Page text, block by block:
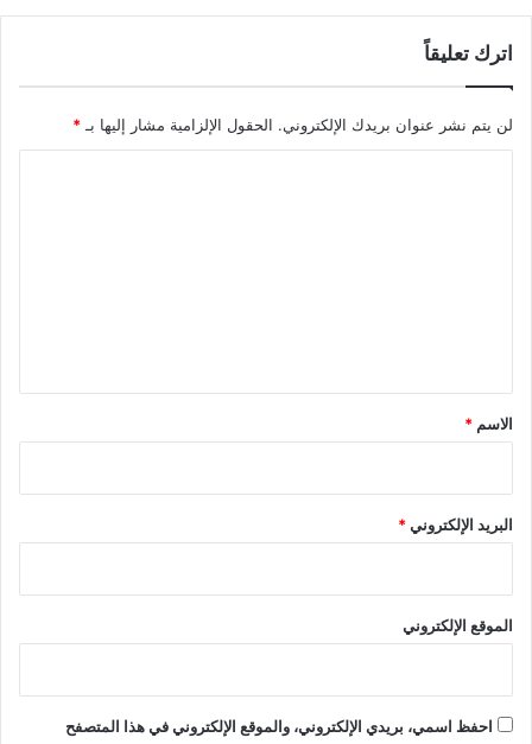
اترك تعليقاً
لن يتم نشر عنوان بريدك الإلكتروني. الحقول الإلزامية مشار إليها بـ *
*
الاسم *
البريد الإلكتروني*
الموقع الإلكتروني
احفظ اسمي، بريدي الإلكتروني، والموقع الإلكتروني في هذا المتصفح